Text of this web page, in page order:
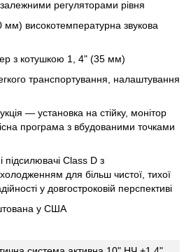
регуляторами рівня
високотемпературна звукова
з котушкою 1, 4" (35 мм)
транспортування, налаштування
— установка на стійку, монітор
програма з вбудованими точками
підсилювачі Class D з
для більш чистої, тихої
у довгостроковій перспективі
у США